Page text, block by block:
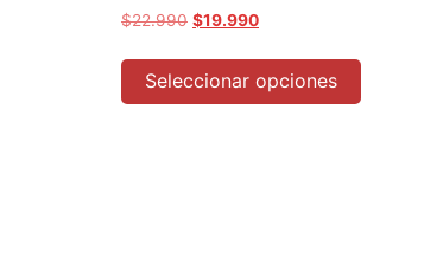
$22.990 $19.990
Seleccionar opciones